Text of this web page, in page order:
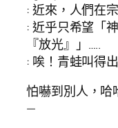
: 近來，人們在
: 近乎只希望「
『放光』」…..
: 唉！青蛙叫得
怕嚇到別人，哈
—